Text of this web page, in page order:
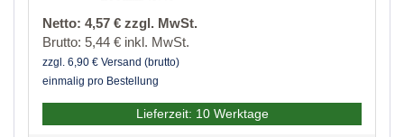
Netto: 4,57 € zzgl. MwSt.
Brutto: 5,44 € inkl. MwSt.
zzgl. 6,90 € Versand (brutto)
einmalig pro Bestellung
Lieferzeit: 10 Werktage